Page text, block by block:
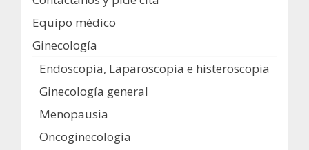
Equipo médico
Ginecología
Endoscopia, Laparoscopia e histeroscopia
Ginecología general
Menopausia
Oncoginecología